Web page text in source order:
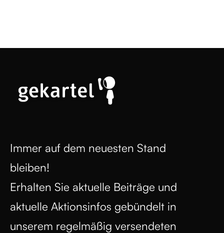
Immer auf dem neuesten Stand
bleiben!
Erhalten Sie aktuelle Beiträge und
aktuelle Aktionsinfos gebündelt in
unserem regelmäßig versendeten